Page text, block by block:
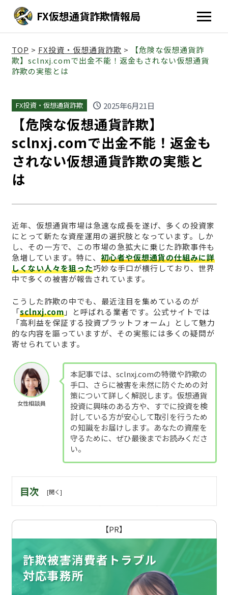
FX仮想通貨詐欺情報局
TOP > FX投資・仮想通貨詐欺 >
【危険な仮想通貨詐
欺】sclnxj.comで出金不能！返金もされない仮想通貨
詐欺の実態とは
FX投資・仮想通貨詐欺 schedule 2025年6月21日
【危険な仮想通貨詐欺】
sclnxj.comで出金不能！返金も
されない仮想通貨詐欺の実態と
は
近年、仮想通貨市場は急速な成長を遂げ、多くの投資家
にとって新たな資産運用の選択肢となっています。しか
し、その一方で、この市場の急拡大に乗じた詐欺事件も
急増しています。特に、 初心者や仮想通貨の仕組みに詳
しくない人々を狙った巧妙な手口が横行しており、世界
中で多くの被害が報告されています。
こうした詐欺の中でも、最近注目を集めているのが
「sclnxj.com」と呼ばれる業者です。公式サイトでは
「高利益を保証する投資プラットフォーム」として魅力
的な内容を謳っていますが、その実態には多くの疑問が
寄せられています。
女性相談員
本記事では、sclnxj.comの特徴や詐欺の
手口、さらに被害を未然に防ぐための対
策について詳しく解説します。仮想通貨
投資に興味のある方や、すでに投資を検
討している方が安心して取引を行うため
の知識をお届けします。あなたの資産を
守るために、ぜひ最後までお読みくださ
い。
目次
【PR】
詐欺被害消費者トラブル
対応事務所